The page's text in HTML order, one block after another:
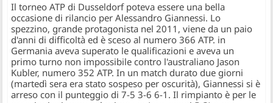
Il torneo ATP di Dusseldorf poteva essere una bella
occasione di rilancio per Alessandro Giannessi. Lo
spezzino, grande protagonista nel 2011, viene da un paio
d'anni di difficoltà ed è sceso al numero 366 ATP. in
Germania aveva superato le qualificazioni e aveva un
primo turno non impossibile contro l'australiano Jason
Kubler, numero 352 ATP. In un match durato due giorni
(martedì sera era stato sospeso per oscurità), Giannessi si è
arreso con il punteggio di 7-5 3-6 6-1. Il rimpianto è per le